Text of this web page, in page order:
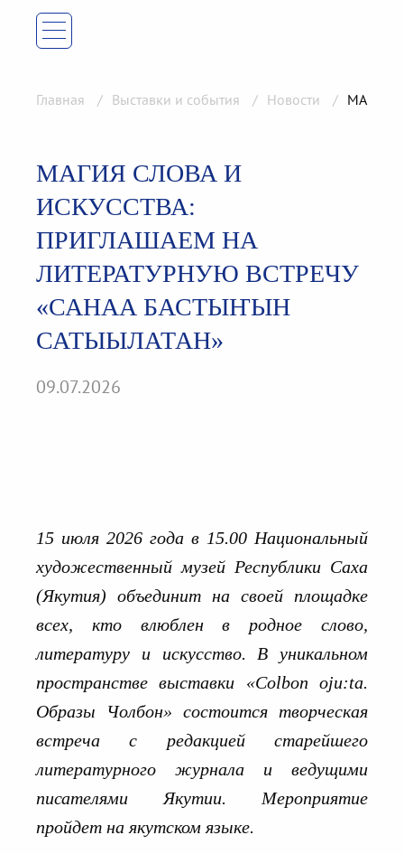
Главная Выставки и события Новости МАГИЯ
МАГИЯ СЛОВА И
ИСКУССТВА:
ПРИГЛАШАЕМ НА
ЛИТЕРАТУРНУЮ ВСТРЕЧУ
«САНАА БАСТЫҤЫН
САТЫЫЛАТАН»
09.07.2026
15 июля 2026 года в 15.00 Национальный
художественный музей Республики Саха
(Якутия) объединит на своей площадке
всех, кто влюблен в родное слово,
литературу и искусство. В уникальном
пространстве выставки «Colbon oju:ta.
Образы Чолбон» состоится творческая
встреча с редакцией старейшего
литературного журнала и ведущими
писателями Якутии. Мероприятие
пройдет на якутском языке.